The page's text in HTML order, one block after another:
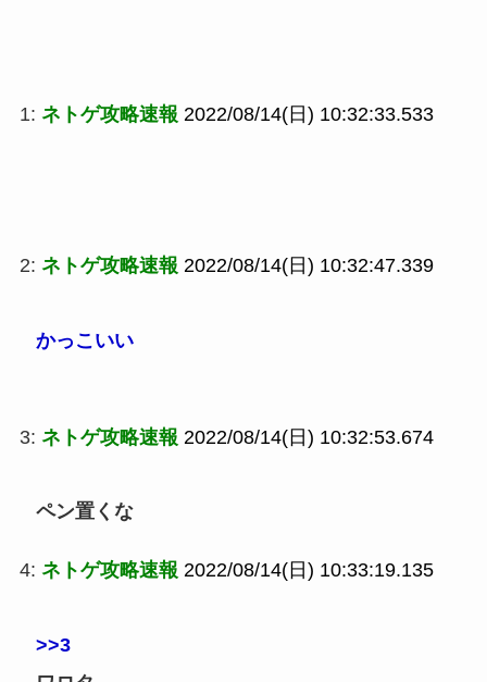
1: ネトゲ攻略速報 2022/08/14(日) 10:32:33.533
2: ネトゲ攻略速報 2022/08/14(日) 10:32:47.339
かっこいい
3: ネトゲ攻略速報 2022/08/14(日) 10:32:53.674
ペン置くな
4: ネトゲ攻略速報 2022/08/14(日) 10:33:19.135
>>3